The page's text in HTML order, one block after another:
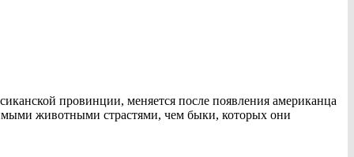
провинции, меняется после появления американца
животными страстями, чем быки, которых они